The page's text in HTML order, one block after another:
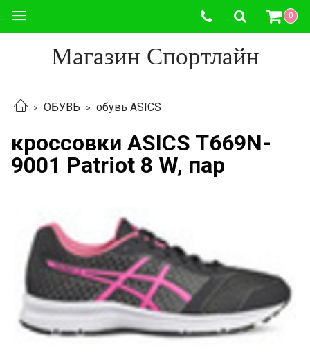
0
Магазин Спортлайн
ОБУВЬ обувь ASICS
кроссовки ASICS T669N-
9001 Patriot 8 W, пар